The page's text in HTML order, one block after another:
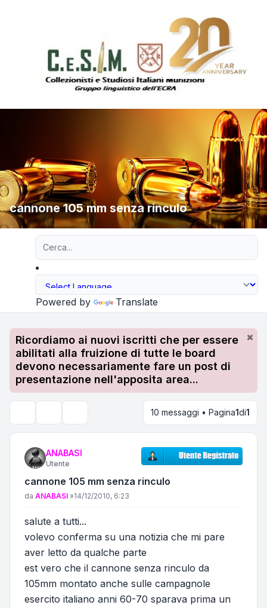
cannone 105 mm senza rinculo
Powered by Translate
Ricordiamo ai nuovi iscritti che per essere
abilitati alla fruizione di tutte le board
devono necessariamente fare un post di
presentazione nell'apposita area...
10 messaggi • Pagina1di1
ANABASI
Utente
cannone 105 mm senza rinculo
Messaggio
da ANABASI »14/12/2010, 6:23
salute a tutti...
volevo conferma su una notizia che mi pare
aver letto da qualche parte
est vero che il cannone senza rinculo da
105mm montato anche sulle campagnole
esercito italiano anni 60-70 sparava prima un